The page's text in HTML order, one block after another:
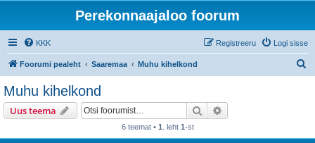
Perekonnaajaloo foorum
KKK Logi sisse
Registreeru
Foorumi pealeht Saaremaa Muhu kihelkond
Muhu kihelkond
Uus teema Otsi
6 teemat • 1 . leht 1-st